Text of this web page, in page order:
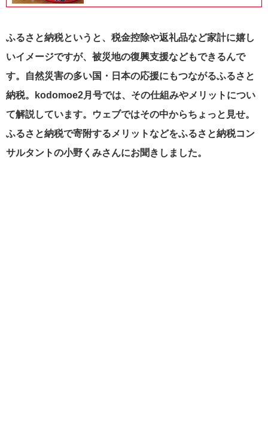
ふるさと納税というと、税金控除や返礼品など家計に嬉し
いイメージですが、被災地の復興支援などもできるんで
す。
自然災害の多い国・日本の応援にもつながるふるさと
納税。kodomoe2月号では、その仕組みやメリットについ
て解説しています。ウェブではその中からちょっと見せ。
ふるさと納税で寄附するメリットなどをふるさと納税コン
サルタントの小野くみさんにお聞きしました。